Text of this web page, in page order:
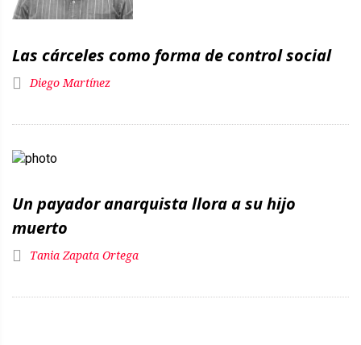
Las cárceles como forma de control social
Diego Martínez
Un payador anarquista llora a su hijo
muerto
Tania Zapata Ortega